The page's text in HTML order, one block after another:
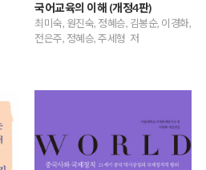
국어교육의 이해 (개정4판)
최미숙, 원진숙, 정혜승, 김봉순, 이경화,
전은주, 정혜승, 주세형 저